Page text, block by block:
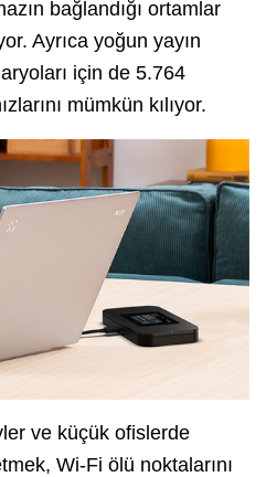
bağlandığı ortamlar
Ayrıca yoğun yayın
için de 5.764
mümkün kılıyor.
ve küçük ofislerde
Wi-Fi ölü noktalarını